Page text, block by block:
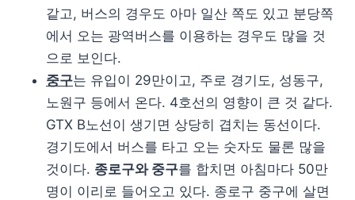
같고, 버스의 경우도 아마 일산 쪽도 있고 분당쪽
에서 오는 광역버스를 이용하는 경우도 많을 것
으로 보인다.
중구는 유입이 29만이고, 주로 경기도, 성동구,
노원구 등에서 온다. 4호선의 영향이 큰 것 같다.
GTX B노선이 생기면 상당히 겹치는 동선이다.
경기도에서 버스를 타고 오는 숫자도 물론 많을
것이다. 종로구와 중구를 합치면 아침마다 50만
명이 이리로 들어오고 있다. 종로구 중구에 살면